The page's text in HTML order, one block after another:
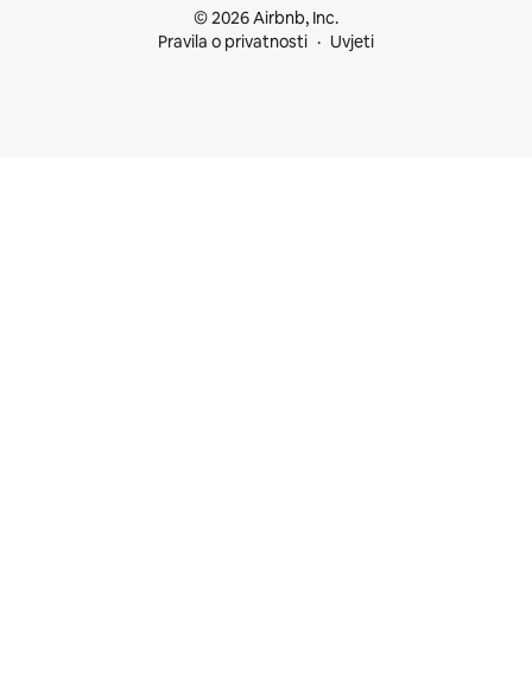
© 2026 Airbnb, Inc.
Pravila o privatnosti
Uvjeti